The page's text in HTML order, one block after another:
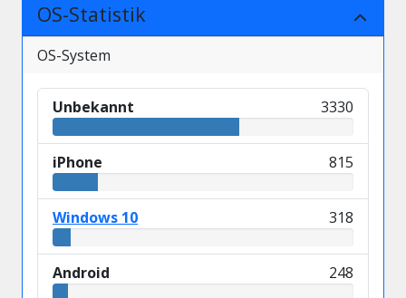
OS-Statistik
OS-System
Unbekannt 3330
iPhone 815
Windows 10 318
Android 248